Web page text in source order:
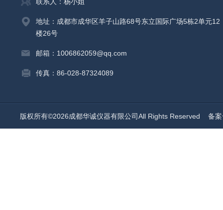
地址：成都市成华区羊子山路68号东立国际广场5栋2单元12
楼26号
邮箱：1006862059@qq.com
传真：86-028-87324089
版权所有©2026成都华诚仪器有限公司All Rights Reserved 备